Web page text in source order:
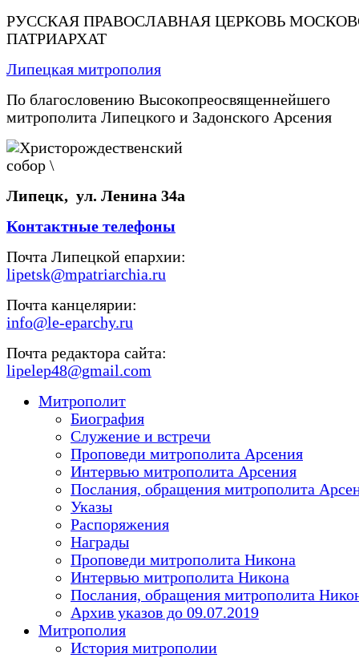
РУССКАЯ ПРАВОСЛАВНАЯ ЦЕРКОВЬ
ПАТРИАРХАТ
Липецкая митрополия
По благословению Высокопреосвященнейшего
митрополита Липецкого и Задонского Арсения
Липецк, ул. Ленина 34а
Контактные телефоны
Почта Липецкой епархии:
lipetsk@mpatriarchia.ru
Почта канцелярии:
info@le-eparchy.ru
Почта редактора сайта:
lipelep48@gmail.com
Митрополит
Биография
Служение и встречи
Проповеди митрополита Арсения
Интервью митрополита Арсения
Послания, обращения митрополита
Указы
Распоряжения
Награды
Проповеди митрополита Никона
Интервью митрополита Никона
Послания, обращения митрополита
Архив указов до 09.07.2019
Митрополия
История митрополии